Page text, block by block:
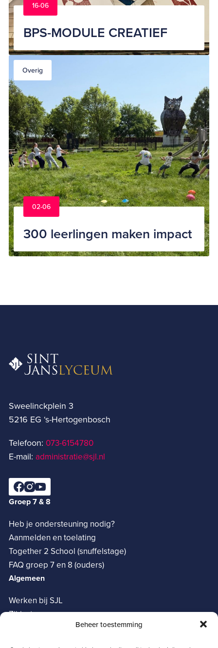
Beheer toestemming
16-06
BPS-MODULE CREATIEF
Overig
02-06
300 leerlingen maken impact
Sweelinckplein 3
5216 EG ‘s-Hertogenbosch
Telefoon: 073-6154780­
E-mail: administratie@sjl.nl
Groep 7 & 8
Heb je ondersteuning nodig?
Aanmelden en toelating
Together 2 School (snuffelstage)
FAQ groep 7 en 8 (ouders)
Algemeen
Werken bij SJL
Zij-instroom
Vrienden van het SJL